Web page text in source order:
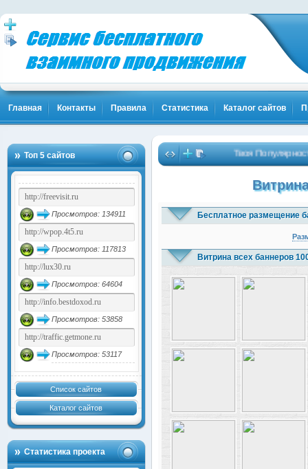
Главная Контакты Правила Статистика Каталог сайтов
Топ 5 сайтов
Просмотров: 134911
Просмотров: 117813
Просмотров: 64604
Просмотров: 53858
Просмотров: 53117
Список сайтов
Каталог сайтов
Статистика проекта
Твоя Популярность и
Бесплатное размещение
Витрина всех баннеров